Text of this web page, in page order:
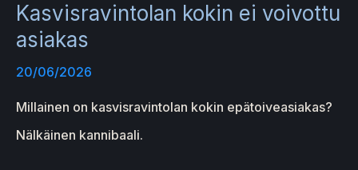
Kasvisravintolan kokin ei voivottu
asiakas
20/06/2026
Millainen on kasvisravintolan kokin epätoiveasiakas?
Nälkäinen kannibaali.